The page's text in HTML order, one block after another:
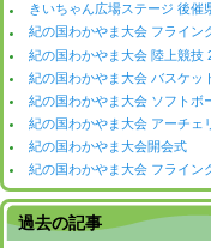
きいちゃん広場ステージ 後催
紀の国わかやま大会 フライン
紀の国わかやま大会 陸上競技
紀の国わかやま大会 バスケッ
紀の国わかやま大会 ソフトボ
紀の国わかやま大会 アーチェ
紀の国わかやま大会開会式
紀の国わかやま大会 フライン
過去の記事